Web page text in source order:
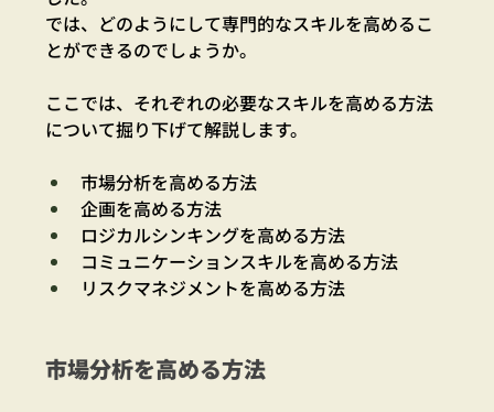
では、どのようにして専門的なスキルを高めるこ
とができるのでしょうか。
ここでは、それぞれの必要なスキルを高める方法
について掘り下げて解説します。
市場分析を高める方法
企画を高める方法
ロジカルシンキングを高める方法
コミュニケーションスキルを高める方法
リスクマネジメントを高める方法
市場分析を高める方法